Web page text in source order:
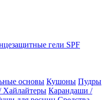
гели SPF
основы Кушоны Пудры
Хайлайтеры Карандаши /